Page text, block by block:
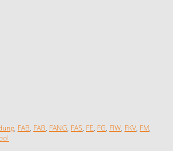
, FAB, FAB, FANG, FAS, FE, FG, FIW, FKV, FM,